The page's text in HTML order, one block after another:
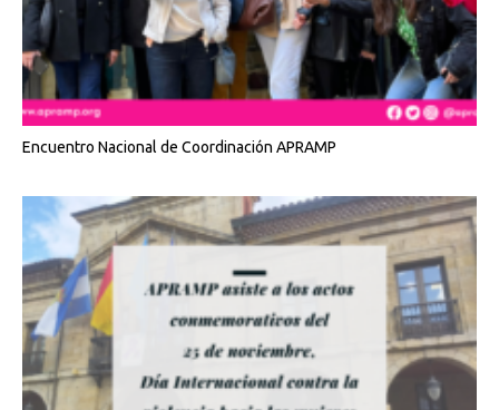
Encuentro Nacional de Coordinación APRAMP